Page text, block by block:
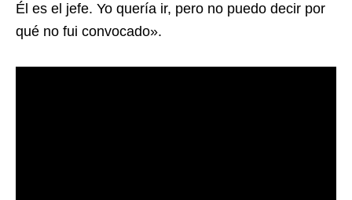
Él es el jefe. Yo quería ir, pero no puedo decir por
qué no fui convocado».